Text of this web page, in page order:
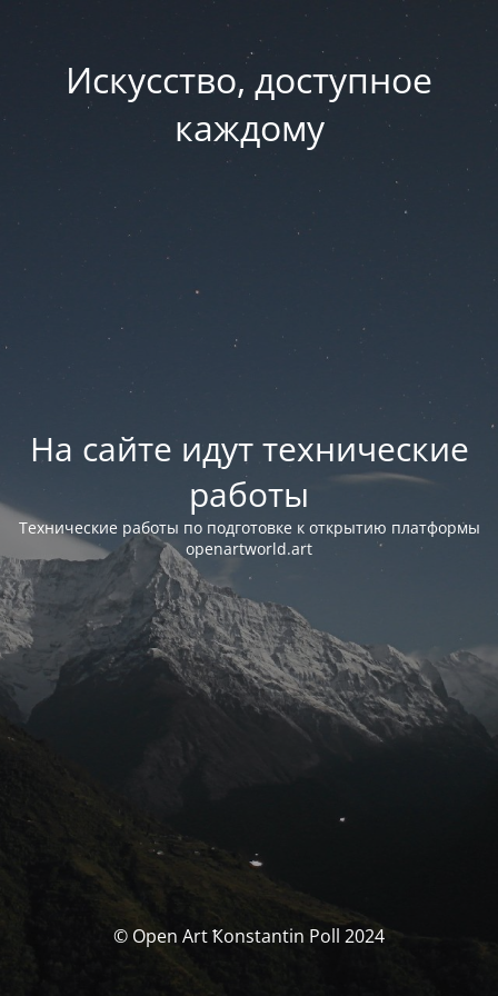
Искусство, доступное
каждому
На сайте идут технические
работы
Технические работы по подготовке к открытию платформы
openartworld.art
© Open Art Ҟonstantin Poll 2024